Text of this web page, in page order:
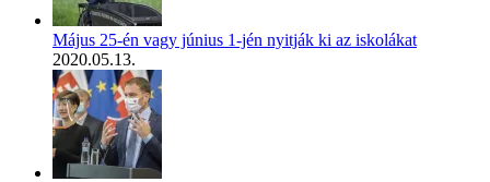
Május 25-én vagy június 1-jén nyitják ki az iskolákat
2020.05.13.